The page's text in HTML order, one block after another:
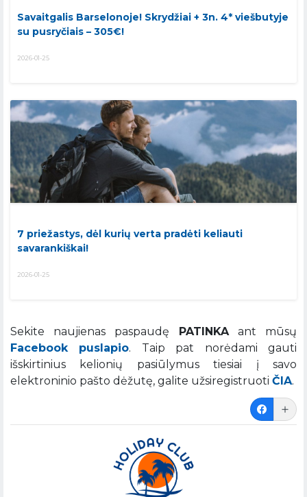
Savaitgalis Barselonoje! Skrydžiai + 3n. 4* viešbutyje
su pusryčiais – 305€!
2026-01-25
7 priežastys, dėl kurių verta pradėti keliauti
savarankiškai!
2026-01-25
Sekite naujienas paspaudę PATINKAant mūsų
Facebook puslapio. Taip pat norėdami gauti
išskirtinius kelionių pasiūlymus tiesiai į savo
elektroninio pašto dėžutę, galite užsiregistruoti ČIA.